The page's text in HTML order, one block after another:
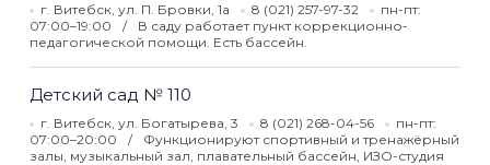
г. Витебск, ул. П. Бровки, 1а 8 (021) 257-97-32
пн-пт:
07:00–19:00
В саду работает пункт коррекционно-
педагогической помощи. Есть бассейн.
Детский сад № 110
г. Витебск, ул. Богатырева, 3 8 (021) 268-04-56
пн-пт:
07:00–20:00
Функционируют спортивный и тренажёрный
залы, музыкальный зал, плавательный бассейн, ИЗО-студия